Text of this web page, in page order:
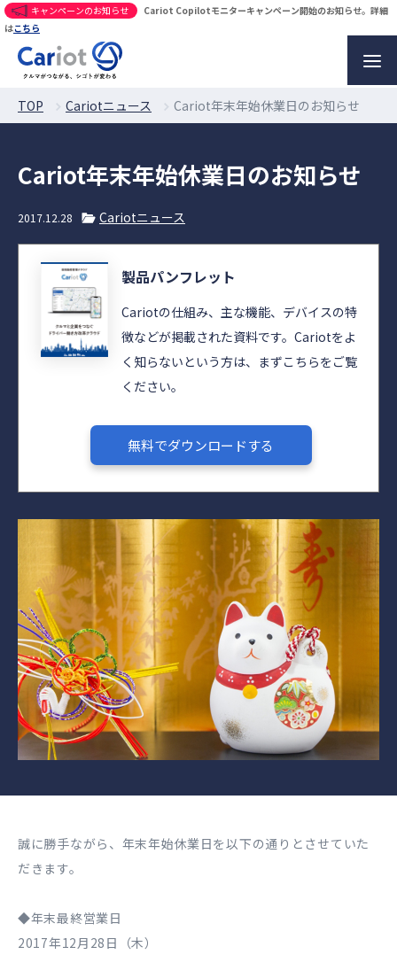
キャンペーンのお知らせ
Cariot Copilotモニターキャンペーン開始のお知らせ。詳細
はこちら
TOP Cariotニュース Cariot年末年始休業日のお知らせ
Cariot年末年始休業日のお知らせ
2017.12.28 Cariotニュース
製品パンフレット
Cariotの仕組み、主な機能、デバイスの特
徴などが掲載された資料です。Cariotをよ
く知らないという方は、まずこちらをご覧
ください。
無料でダウンロードする
誠に勝手ながら、年末年始休業日を以下の通りとさせていた
だきます。
◆年末最終営業日
2017年12月28日（木）